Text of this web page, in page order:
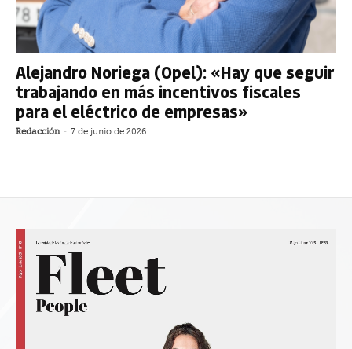
Alejandro Noriega (Opel): «Hay que seguir
trabajando en más incentivos fiscales
para el eléctrico de empresas»
Redacción - 7 de junio de 2026